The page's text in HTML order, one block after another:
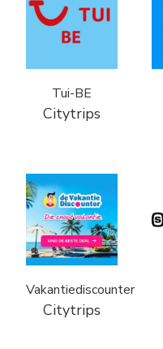
Tui-BE
Citytrips
Vakantiediscounter
Citytrips